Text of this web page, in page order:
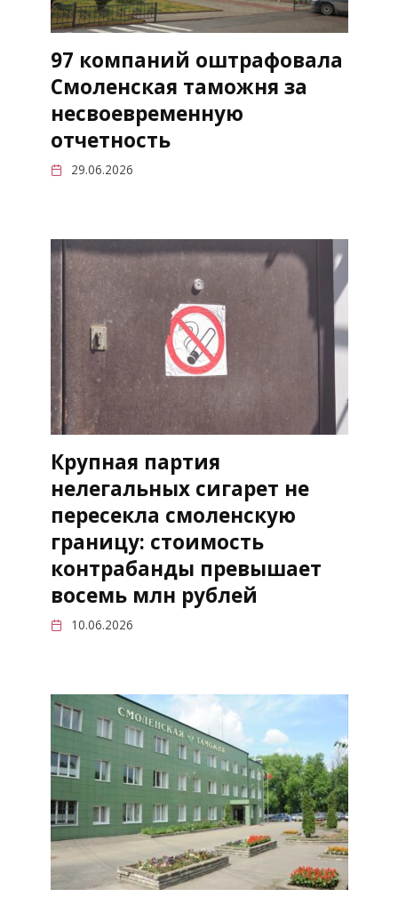
97 компаний оштрафовала
Смоленская таможня за
несвоевременную
отчетность
29.06.2026
Крупная партия
нелегальных сигарет не
пересекла смоленскую
границу: стоимость
контрабанды превышает
восемь млн рублей
10.06.2026